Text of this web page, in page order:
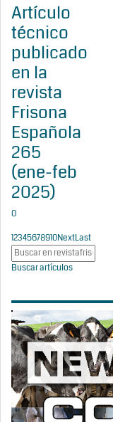
Artículo
técnico
publicado
en la
revista
Frisona
Española
265
(ene-feb
2025)
0
12345678910NextLast
Buscar artículos